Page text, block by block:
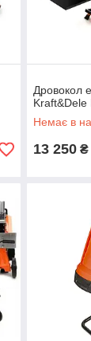
Дровокол
Kraft&Dele
Немає в
13 250 ₴